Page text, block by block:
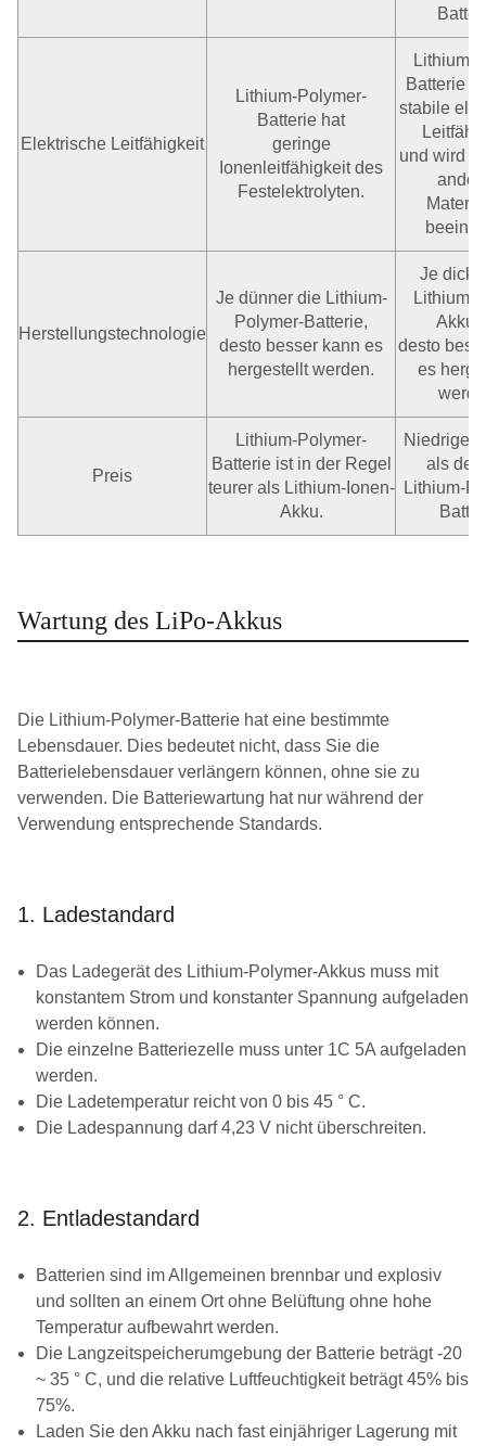
Elektrische Leitfähigkeit
Lithium-Polymer-
Batterie hat
geringe
Ionenleitfähigkeit des
Festelektrolyten.
Lithium-
Batterie
stabile
und wird
Herstellungstechnologie
Je dünner die Lithium-
Polymer-Batterie,
desto besser kann es
hergestellt werden.
Je
Lithium-
Akku
desto
es
Preis
Lithium-Polymer-
Batterie ist in der Regel
teurer als Lithium-Ionen-
Akku.
als der
Lithium-
Wartung des LiPo-Akkus
Die Lithium-Polymer-Batterie hat eine bestimmte
Lebensdauer. Dies bedeutet nicht, dass Sie die
Batterielebensdauer verlängern können, ohne sie zu
verwenden. Die Batteriewartung hat nur während der
Verwendung entsprechende Standards.
1. Ladestandard
Das Ladegerät des Lithium-Polymer-Akkus muss mit
konstantem Strom und konstanter Spannung aufgeladen
werden können.
Die einzelne Batteriezelle muss unter 1C 5A aufgeladen
werden.
Die Ladetemperatur reicht von 0 bis 45 ° C.
Die Ladespannung darf 4,23 V nicht überschreiten.
2. Entladestandard
Batterien sind im Allgemeinen brennbar und explosiv
und sollten an einem Ort ohne Belüftung ohne hohe
Temperatur aufbewahrt werden.
Die Langzeitspeicherumgebung der Batterie beträgt -20
~ 35 ° C, und die relative Luftfeuchtigkeit beträgt 45% bis
75%.
Laden Sie den Akku nach fast einjähriger Lagerung mit